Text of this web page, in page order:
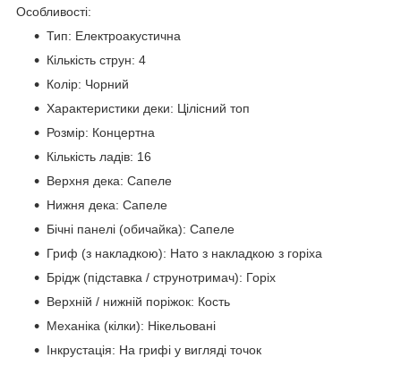
Особливості:
Тип: Електроакустична
Кількість струн: 4
Колір: Чорний
Характеристики деки: Цілісний топ
Розмір: Концертна
Кількість ладів: 16
Верхня дека: Сапеле
Нижня дека: Сапеле
Бічні панелі (обичайка): Сапеле
Гриф (з накладкою): Нато з накладкою з горіха
Брідж (підставка / струнотримач): Горіх
Верхній / нижній поріжок: Кость
Механіка (кілки): Нікельовані
Інкрустація: На грифі у вигляді точок